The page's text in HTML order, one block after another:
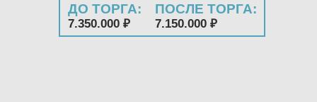
ДО ТОРГА: ПОСЛЕ ТОРГА:
7.350.000 ₽ 7.150.000 ₽